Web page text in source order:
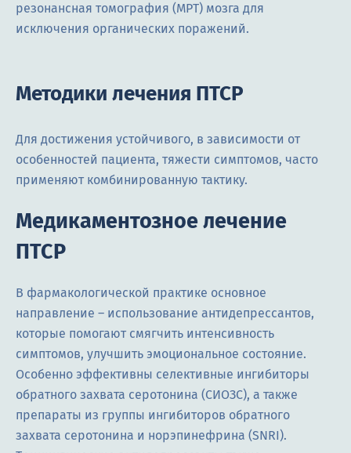
резонансная томография (МРТ) мозга для
исключения органических поражений.
Методики лечения ПТСР
Для достижения устойчивого, в зависимости от
особенностей пациента, тяжести симптомов, часто
применяют комбинированную тактику.
Медикаментозное лечение
ПТСР
В фармакологической практике основное
направление – использование антидепрессантов,
которые помогают смягчить интенсивность
симптомов, улучшить эмоциональное состояние.
Особенно эффективны селективные ингибиторы
обратного захвата серотонина (СИОЗС), а также
препараты из группы ингибиторов обратного
захвата серотонина и норэпинефрина (SNRI).